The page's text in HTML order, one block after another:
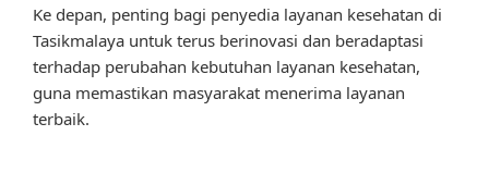
Ke depan, penting bagi penyedia layanan kesehatan di
Tasikmalaya untuk terus berinovasi dan beradaptasi
terhadap perubahan kebutuhan layanan kesehatan,
guna memastikan masyarakat menerima layanan
terbaik.